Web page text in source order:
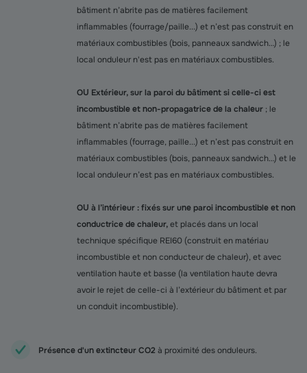
bâtiment n’abrite pas de matières facilement
inflammables (fourrage/paille...) et n’est pas construit en
matériaux combustibles (bois, panneaux sandwich…) ; le
local onduleur n'est pas en matériaux combustibles.
OU Extérieur, sur la paroi du bâtiment si celle-ci est
incombustible et non-propagatrice de la chaleur ; le
bâtiment n’abrite pas de matières facilement
inflammables (fourrage, paille...) et n’est pas construit en
matériaux combustibles (bois, panneaux sandwich…) et le
local onduleur n’est pas en matériaux combustibles.
OU à l’intérieur : fixés sur une paroi incombustible et non
conductrice de chaleur,et placés dans un local
technique spécifique REI60 (construit en matériau
incombustible et non conducteur de chaleur), et avec
ventilation haute et basse (la ventilation haute devra
avoir le rejet de celle-ci à l’extérieur du bâtiment et par
un conduit incombustible).
Présence d'un extincteur CO2 à proximité des onduleurs.